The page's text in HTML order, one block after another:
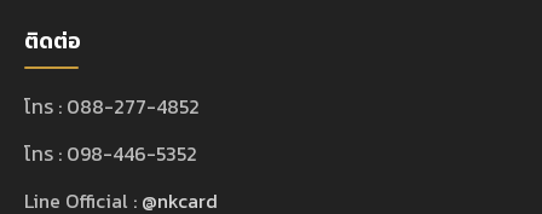
ติดต่อ
โทร : 088-277-4852
โทร : 098-446-5352
Line Official : @nkcard